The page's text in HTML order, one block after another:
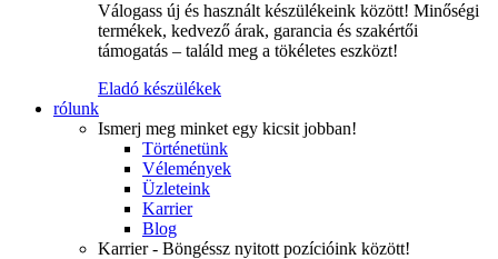
Válogass új és használt készülékeink között! Minőségi
termékek, kedvező árak, garancia és szakértői
támogatás – találd meg a tökéletes eszközt!
Eladó készülékek
rólunk
Ismerj meg minket egy kicsit jobban!
Történetünk
Vélemények
Üzleteink
Karrier
Blog
Karrier - Böngéssz nyitott pozícióink között!